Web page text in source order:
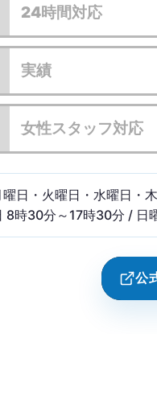
24時間対応
実績
女性スタッフ対応
曜日・火曜日・水曜日・
8時30分～17時30分 / 日
公